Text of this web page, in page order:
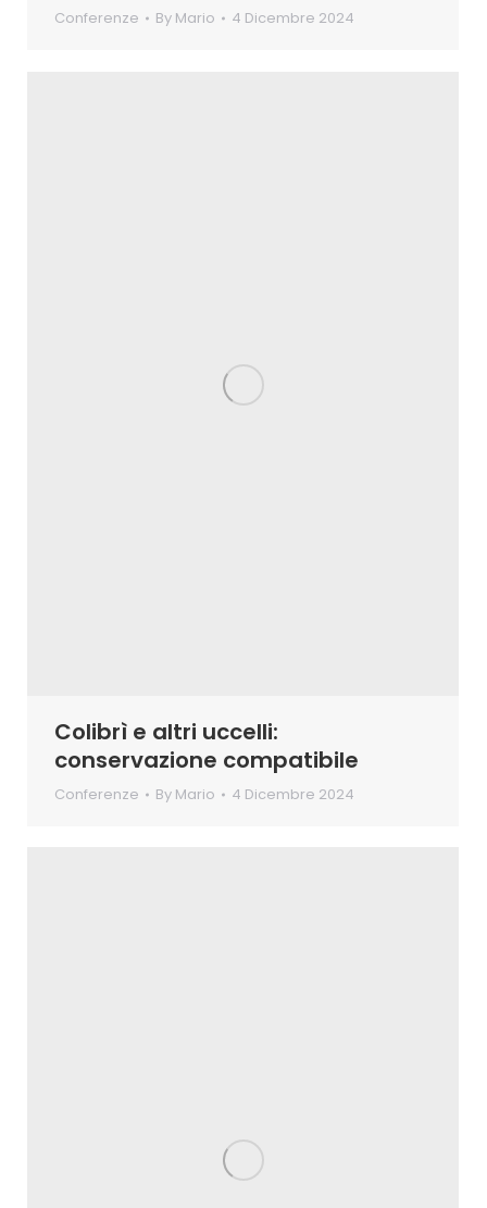
Conferenze By Mario 4 Dicembre 2024
Colibrì e altri uccelli:
conservazione compatibile
Conferenze By Mario 4 Dicembre 2024